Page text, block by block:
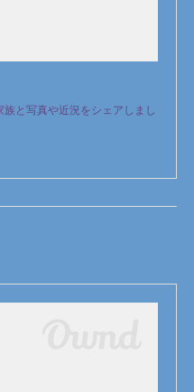
と写真や近況をシェアしまし